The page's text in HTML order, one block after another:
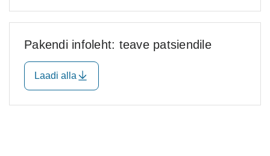
Pakendi infoleht: teave patsiendile
Laadi alla